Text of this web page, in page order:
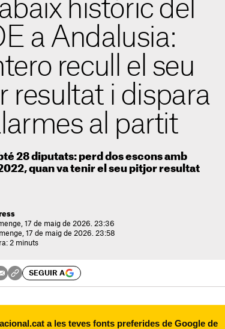
històric del
a Andalusia:
recull el seu
resultat i dispara
al partit
28 diputats: perd dos escons amb
quan va tenir el seu pitjor resultat
17 de maig de 2026. 23:36
17 de maig de 2026. 23:58
2 minuts
SEGUIR A
a les teves fonts preferides de Google de